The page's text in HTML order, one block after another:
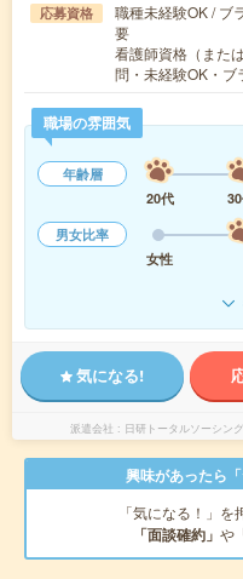
応募資格
職種未経験OK / ブ
要
看護師資格（また
問・未経験OK・
職場の雰囲気
年齢層
20代
男女比率
女性
気になる!
派遣会社 日研トータルソーシ
興味があったら
「気になる！」
「面談確約」 や